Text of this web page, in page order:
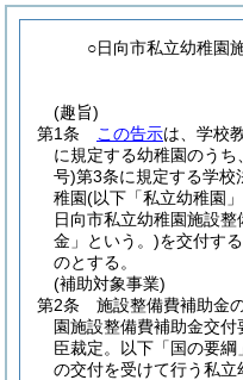
○日向市私立幼稚園
(趣旨)
第1条
この告示は、学校
に規定する幼稚園のうち
号)第3条に規定する学校
稚園(以下「私立幼稚園
日向市私立幼稚園施設整
金」という。)を交付す
のとする。
(補助対象事業)
第2条
施設整備費補助金
園施設整備費補助金交付
臣裁定。以下「国の要綱
の交付を受けて行う私